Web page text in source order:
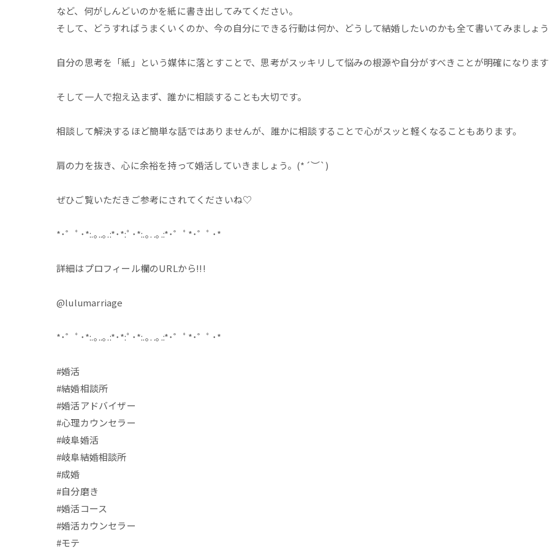
など、何がしんどいのかを紙に書き出してみてください。
そして、どうすればうまくいくのか、今の自分にできる行動は何か、どうして結婚したいのかも全て書いてみましょ
自分の思考を「紙」という媒体に落とすことで、思考がスッキリして悩みの根源や自分がすべきことが明確になりま
そして一人で抱え込まず、誰かに相談することも大切です。
相談して解決するほど簡単な話ではありませんが、誰かに相談することで心がスッと軽くなることもあります。
肩の力を抜き、心に余裕を持って婚活していきましょう。(*´︶`)
ぜひご覧いただきご参考にされてくださいね♡
*･゜ﾟ･*:.｡..｡.:*･*:ﾟ･*:.｡. .｡.:*･゜ﾟ*･゜ﾟ･*
詳細はプロフィール欄のURLから!!!
@lulumarriage
*･゜ﾟ･*:.｡..｡.:*･*:ﾟ･*:.｡. .｡.:*･゜ﾟ*･゜ﾟ･*
#婚活
#結婚相談所
#婚活アドバイザー
#心理カウンセラー
#岐阜婚活
#岐阜結婚相談所
#成婚
#自分磨き
#婚活コース
#婚活カウンセラー
#モテ